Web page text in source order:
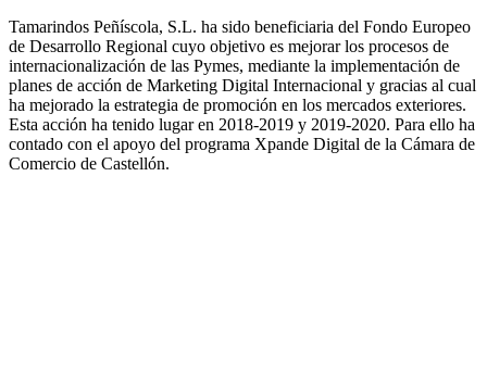
Tamarindos Peñíscola, S.L. ha sido beneficiaria del Fondo Europeo
de Desarrollo Regional cuyo objetivo es mejorar los procesos de
internacionalización de las Pymes, mediante la implementación de
planes de acción de Marketing Digital Internacional y gracias al cual
ha mejorado la estrategia de promoción en los mercados exteriores.
Esta acción ha tenido lugar en 2018-2019 y 2019-2020. Para ello ha
contado con el apoyo del programa Xpande Digital de la Cámara de
Comercio de Castellón.